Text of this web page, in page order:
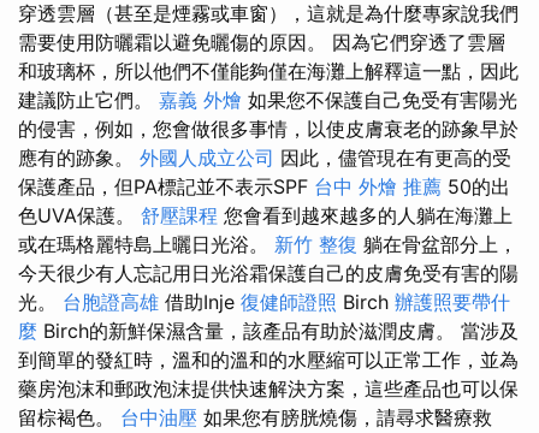
穿透雲層（甚至是煙霧或車窗），這就是為什麼專家說我們
需要使用防曬霜以避免曬傷的原因。 因為它們穿透了雲層
和玻璃杯，所以他們不僅能夠僅在海灘上解釋這一點，因此
建議防止它們。 嘉義 外燴 如果您不保護自己免受有害陽光
的侵害，例如，您會做很多事情，以使皮膚衰老的跡象早於
應有的跡象。 外國人成立公司 因此，儘管現在有更高的受
保護產品，但PA標記並不表示SPF 台中 外燴 推薦 50的出
色UVA保護。 舒壓課程 您會看到越來越多的人躺在海灘上
或在瑪格麗特島上曬日光浴。 新竹 整復 躺在骨盆部分上，
今天很少有人忘記用日光浴霜保護自己的皮膚免受有害的陽
光。 台胞證高雄 借助Inje 復健師證照 Birch 辦護照要帶什
麼 Birch的新鮮保濕含量，該產品有助於滋潤皮膚。 當涉及
到簡單的發紅時，溫和的溫和的水壓縮可以正常工作，並為
藥房泡沫和郵政泡沫提供快速解決方案，這些產品也可以保
留棕褐色。 台中油壓 如果您有膀胱燒傷，請尋求醫療救